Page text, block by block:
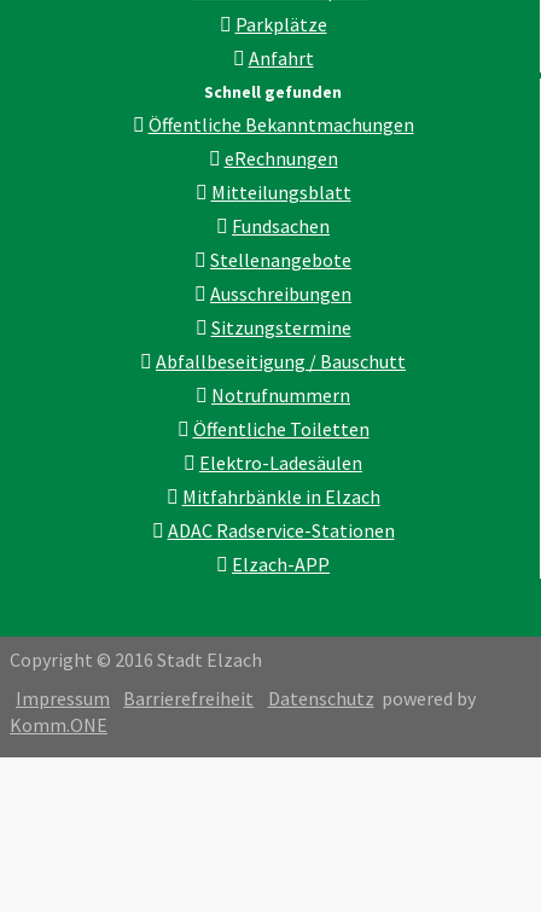
Parkplätze
Anfahrt
Schnell gefunden
Öffentliche Bekanntmachungen
eRechnungen
Mitteilungsblatt
Fundsachen
Stellenangebote
Ausschreibungen
Sitzungstermine
Abfallbeseitigung / Bauschutt
Notrufnummern
Öffentliche Toiletten
Elektro-Ladesäulen
Mitfahrbänkle in Elzach
ADAC Radservice-Stationen
Elzach-APP
Copyright © 2016 Stadt Elzach
Impressum
Barrierefreiheit Datenschutz powered by
Komm.ONE